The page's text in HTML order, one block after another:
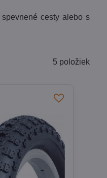
cesty alebo s
5 položiek